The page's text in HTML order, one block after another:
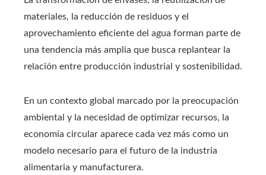
materiales, la reducción de residuos y el
aprovechamiento eficiente del agua forman parte de
una tendencia más amplia que busca replantear la
relación entre producción industrial y sostenibilidad.
En un contexto global marcado por la preocupación
ambiental y la necesidad de optimizar recursos, la
economía circular aparece cada vez más como un
modelo necesario para el futuro de la industria
alimentaria y manufacturera.